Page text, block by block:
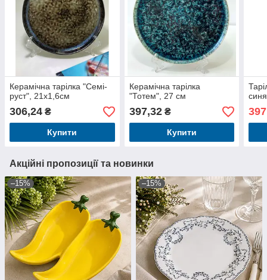
Керамічна тарілка "Семі-
руст", 21х1,6см
306,24 ₴
Купити
Керамічна тарілка
"Тотем", 27 см
397,32₴
Купити
Акційні пропозиції та новинки
–15% –15%